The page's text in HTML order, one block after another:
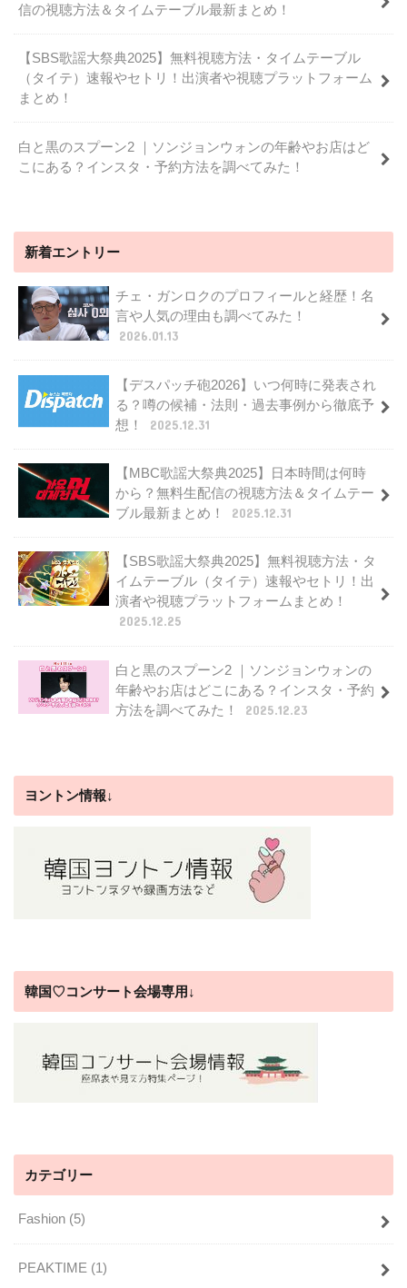
信の視聴方法＆タイムテーブル最新まとめ！
【SBS歌謡大祭典2025】無料視聴方法・タイムテーブル
（タイテ）速報やセトリ！出演者や視聴プラットフォーム
まとめ！
白と黒のスプーン2 ｜ソンジョンウォンの年齢やお店はど
こにある？インスタ・予約方法を調べてみた！
新着エントリー
チェ・ガンロクのプロフィールと経歴！名
言や人気の理由も調べてみた！
2026.01.13
【デスパッチ砲2026】いつ何時に発表され
る？噂の候補・法則・過去事例から徹底予
想！
2025.12.31
【MBC歌謡大祭典2025】日本時間は何時
から？無料生配信の視聴方法＆タイムテー
ブル最新まとめ！
2025.12.31
【SBS歌謡大祭典2025】無料視聴方法・タ
イムテーブル（タイテ）速報やセトリ！出
演者や視聴プラットフォームまとめ！
2025.12.25
白と黒のスプーン2 ｜ソンジョンウォンの
年齢やお店はどこにある？インスタ・予約
方法を調べてみた！
2025.12.23
ヨントン情報↓
韓国♡コンサート会場専用↓
カテゴリー
Fashion (5)
PEAKTIME (1)